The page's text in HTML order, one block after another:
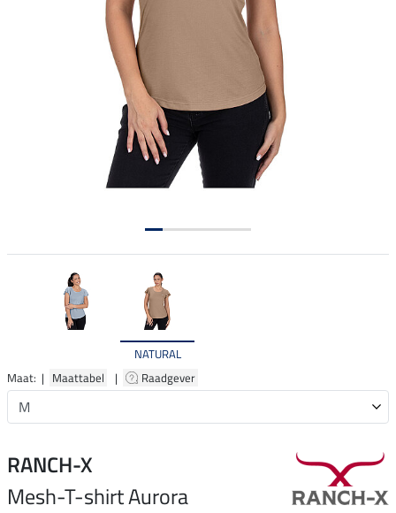
NATURAL
Maat: | Maattabel | Raadgever
RANCH-X
Mesh-T-shirt Aurora